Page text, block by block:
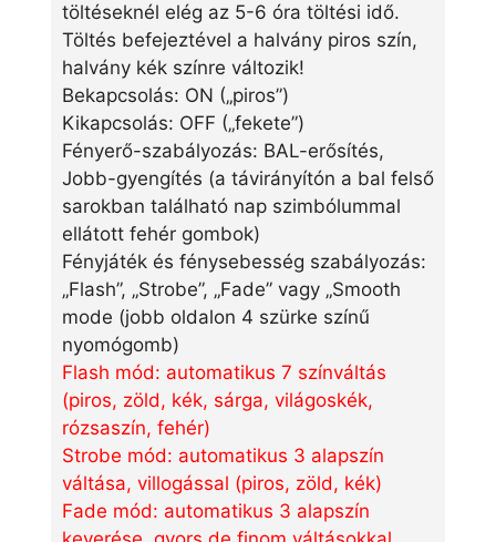
töltéseknél elég az 5-6 óra töltési idő.
Töltés befejeztével a halvány piros szín,
halvány kék színre változik!
Bekapcsolás: ON („piros”)
Kikapcsolás: OFF („fekete”)
Fényerő-szabályozás: BAL-erősítés,
Jobb-gyengítés (a távirányítón a bal felső
sarokban található nap szimbólummal
ellátott fehér gombok)
Fényjáték és fénysebesség szabályozás:
„Flash”, „Strobe”, „Fade” vagy „Smooth
mode (jobb oldalon 4 szürke színű
nyomógomb)
Flash mód: automatikus 7 színváltás
(piros, zöld, kék, sárga, világoskék,
rózsaszín, fehér)
Strobe mód: automatikus 3 alapszín
váltása, villogással (piros, zöld, kék)
Fade mód: automatikus 3 alapszín